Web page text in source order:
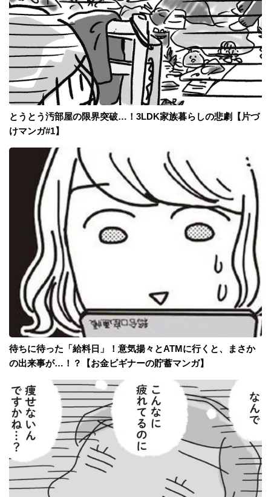
とうとう汚部屋の限界突破…！3LDK家族暮らしの悲劇【片づ
けマンガ#1】
待ちに待った「給料日」！意気揚々とATMに行くと、まさか
の出来事が…！？【お金ビギナーの貯蓄マンガ】